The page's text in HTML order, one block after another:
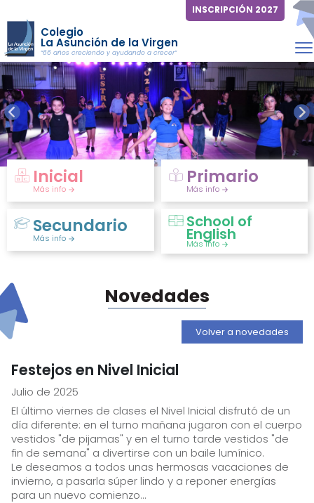
Colegio
La Asunción de la Virgen
“66 años creciendo y ayudando a crecer”
INSCRIPCIÓN 2027
Inicial
Más info
Primario
Más info
Secundario
Más info
School of
English
Más info
Novedades
Volver a novedades
Festejos en Nivel Inicial
Julio de 2025
El último viernes de clases el Nivel Inicial disfrutó de un
día diferente: en el turno mañana jugaron con el cuerpo
vestidos "de pijamas" y en el turno tarde vestidos "de
fin de semana" a divertirse con un baile lumínico.
Le deseamos a todos unas hermosas vacaciones de
invierno, a pasarla súper lindo y a reponer energías
para un nuevo comienzo...